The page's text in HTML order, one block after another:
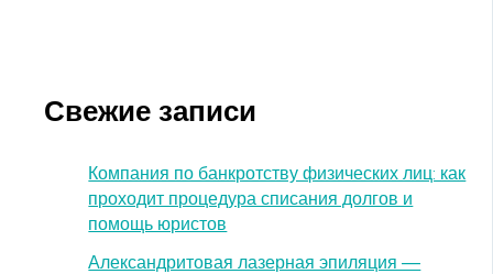
Свежие записи
Компания по банкротству физических лиц: как
проходит процедура списания долгов и
помощь юристов
Александритовая лазерная эпиляция —